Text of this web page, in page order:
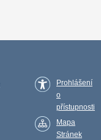
Prohlášení
o
přístupnosti
Mapa
Stránek